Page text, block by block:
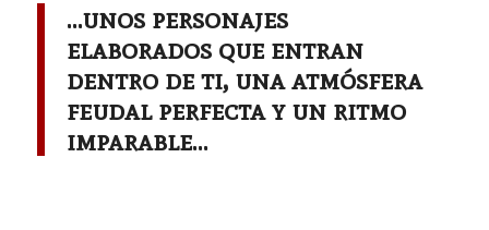
…unos personajes
elaborados que entran
dentro de ti, una atmósfera
feudal perfecta y un ritmo
imparable…